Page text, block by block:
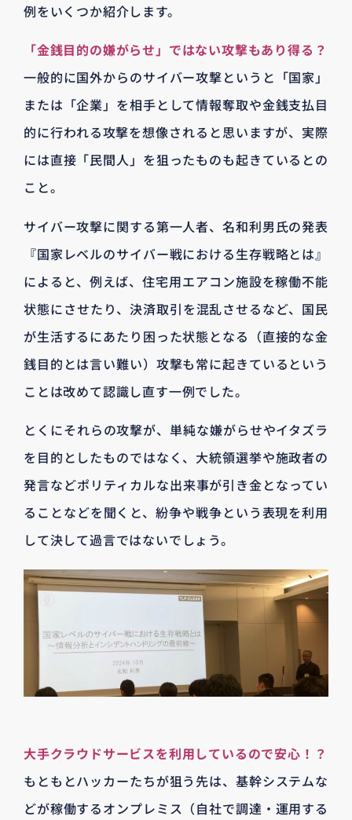
例をいくつか紹介します。
「金銭目的の嫌がらせ」ではない攻撃もあり得る？
一般的に国外からのサイバー攻撃というと「国家」
または「企業」を相手として情報奪取や金銭支払目
的に行われる攻撃を想像されると思いますが、実際
には直接「民間人」を狙ったものも起きているとの
こと。
サイバー攻撃に関する第一人者、名和利男氏の発表
『国家レベルのサイバー戦における生存戦略とは』
によると、例えば、住宅用エアコン施設を稼働不能
状態にさせたり、決済取引を混乱させるなど、国民
が生活するにあたり困った状態となる（直接的な金
銭目的とは言い難い）攻撃も常に起きているという
ことは改めて認識し直す一例でした。
とくにそれらの攻撃が、単純な嫌がらせやイタズラ
を目的としたものではなく、大統領選挙や施政者の
発言などポリティカルな出来事が引き金となってい
ることなどを聞くと、紛争や戦争という表現を利用
して決して過言ではないでしょう。
大手クラウドサービスを利用しているので安心！？
もともとハッカーたちが狙う先は、基幹システムな
どが稼働するオンプレミス（自社で調達・運用する